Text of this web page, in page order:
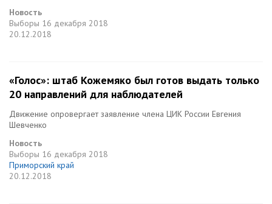
Новость
Выборы 16 декабря 2018
20.12.2018
«Голос»: штаб Кожемяко был готов выдать только
20 направлений для наблюдателей
Движение опровергает заявление члена ЦИК России Евгения
Шевченко
Новость
Выборы 16 декабря 2018
Приморский край
20.12.2018